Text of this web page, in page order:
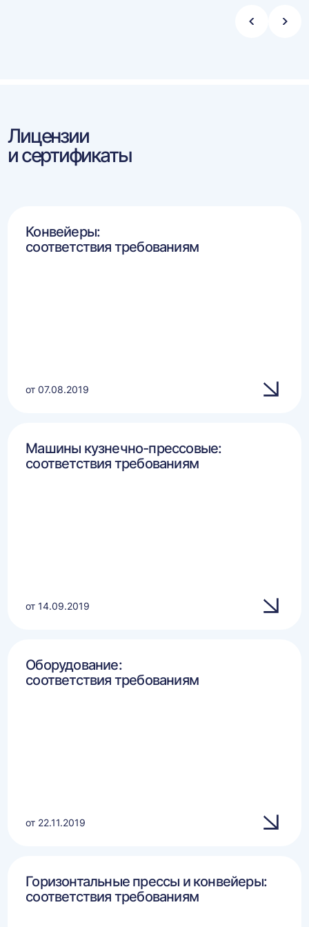
Стрелка
Лицензии
и сертификаты
Конвейеры:
соответствия требованиям
от 07.08.2019
Машины кузнечно-прессовые:
соответствия требованиям
от 14.09.2019
Оборудование:
соответствия требованиям
от 22.11.2019
Горизонтальные прессы и конвейеры:
соответствия требованиям